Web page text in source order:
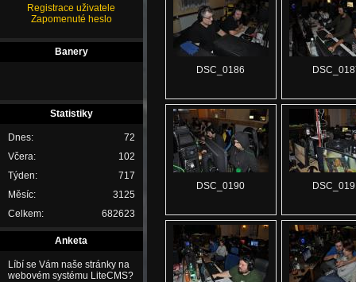
Registrace uživatele
Zapomenuté heslo
Banery
Statistiky
Dnes:
72
Včera:
102
Týden:
717
Měsíc:
3125
Celkem:
682623
Anketa
Líbí se Vám naše stránky na
webovém systému LiteCMS?
DSC_0186
DSC_0190